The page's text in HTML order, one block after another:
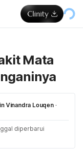
Mata
Vinandra Louqen ·
diperbarui